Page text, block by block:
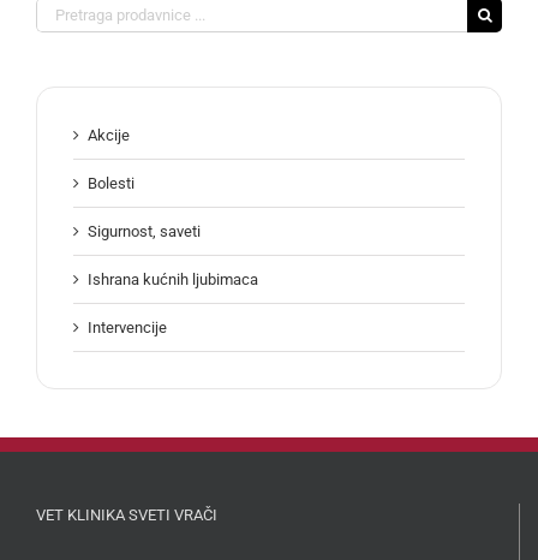
Search
for:
Akcije
Bolesti
Sigurnost, saveti
Ishrana kućnih ljubimaca
Intervencije
VET KLINIKA SVETI VRAČI